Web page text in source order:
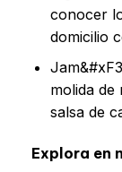
conocer
domicilio
molida de
salsa de
Explora en